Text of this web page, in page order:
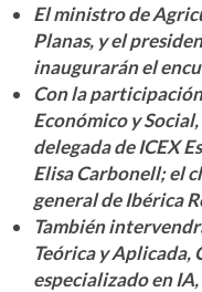
El ministro de
Planas, y el
inaugurarán el
Con la
Económico y
delegada de ICEX
Elisa Carbonell; el
general de Ibérica
También
Teórica y
especializado en